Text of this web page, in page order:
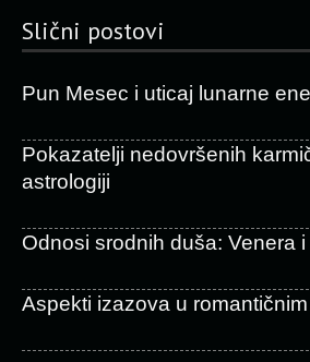
Slični postovi
Pun Mesec i uticaj lunarne
Pokazatelji nedovršenih
astrologiji
Odnosi srodnih duša: Venera i
Aspekti izazova u